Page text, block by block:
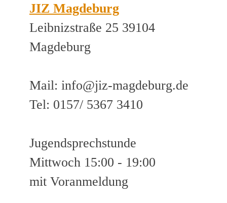
JIZ Magdeburg
Leibnizstraße 25 39104
Magdeburg
Mail: info@jiz-magdeburg.de
Tel: 0157/ 5367 3410
Jugendsprechstunde
Mittwoch 15:00 - 19:00
mit Voranmeldung